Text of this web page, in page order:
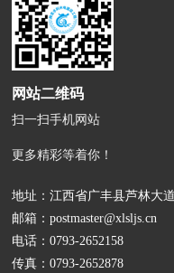
网站二维码
扫一扫手机网站
更多精彩等着你！
地址：江西省广丰县芦林大
邮箱：postmaster@xlsljs.cn
电话：0793-2652158
传真：0793-2652878